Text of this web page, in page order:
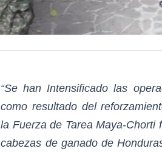
“Se han Intensificado las
como resultado del
la Fuerza de Tarea Maya-
cabezas de ganado de